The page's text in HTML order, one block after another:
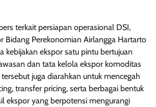
terkait persiapan operasional DSI,
Bidang Perekonomian Airlangga Hartarto
kebijakan ekspor satu pintu bertujuan
dan tata kelola ekspor komoditas
juga diarahkan untuk mencegah
transfer pricing, serta berbagai bentuk
ekspor yang berpotensi mengurangi